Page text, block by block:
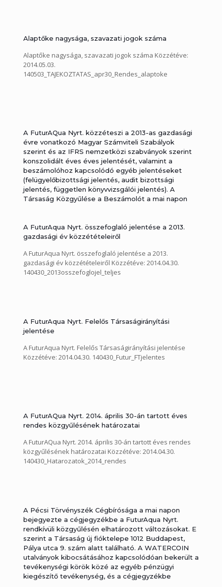
Alaptőke nagysága, szavazati jogok száma
Alaptőke nagysága, szavazati jogok száma Közzétéve:
2014.05.03.
140503_TAJEKOZTATAS_apr30_Rendes_alaptoke
A FuturAQua Nyrt. közzéteszi a 2013-as gazdasági
évre vonatkozó Magyar Számviteli Szabályok
szerint és az IFRS nemzetközi szabványok szerint
konszolidált éves éves jelentését, valamint a
beszámolóhoz kapcsolódó egyéb jelentéseket
(felügyelőbizottsági jelentés, audit bizottsági
jelentés, független könyvvizsgálói jelentés). A
Társaság Közgyűlése a Beszámolót a mai napon
A FuturAQua Nyrt. közzéteszi a 2013-as gazdasági évre
vonatkozó Magyar Számviteli Szabályok szerint és az
éves jelentését, valamint a beszámolóhoz kapcsolódó
egyéb jelentéseket (felügyelőbizottsági jelentés, audit
bizottsági jelentés, független könyvvizsgálói jelentés). A
140430_fuggetlen_kvizsg_jel
140430_FUTURAQUA_Konszolidalt_Beszamolo_2013TELJES
A FuturAqua Nyrt. összefoglaló jelentése a 2013.
gazdasági év közzétételeiről
A FuturAqua Nyrt. összefoglaló jelentése a 2013.
gazdasági év közzétételeiről Közzétéve: 2014.04.30.
140430_2013osszefoglojel_teljes
A FuturAqua Nyrt. Felelős Társaságirányítási
jelentése
A FuturAqua Nyrt. Felelős Társaságirányítási jelentése
Közzétéve: 2014.04.30. 140430_Futur_FTjelentes
A FuturAQua Nyrt. 2014. április 30-án tartott éves
rendes közgyűlésének határozatai
A FuturAQua Nyrt. 2014. április 30-án tartott éves rendes
közgyűlésének határozatai Közzétéve: 2014.04.30.
140430_Hatarozatok_2014_rendes
A Pécsi Törvényszék Cégbírósága a mai napon
bejegyezte a cégjegyzékbe a FuturAqua Nyrt.
rendkívüli közgyűlésén elhatározott változásokat. E
szerint a Társaság új fióktelepe 1012 Buddapest,
Pálya utca 9. szám alatt található. A WATERCOIN
utalványok kibocsátásához kapcsolódóan bekerült a
tevékenységi körök közé az egyéb pénzügyi
kiegészítő tevékenység, és a cégjegyzékbe